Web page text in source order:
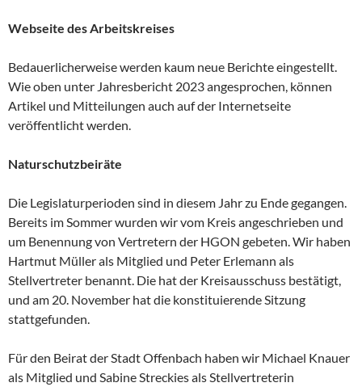
Webseite des Arbeitskreises
Bedauerlicherweise werden kaum neue Berichte eingestellt.
Wie oben unter Jahresbericht 2023 angesprochen, können
Artikel und Mitteilungen auch auf der Internetseite
veröffentlicht werden.
Naturschutzbeiräte
Die Legislaturperioden sind in diesem Jahr zu Ende gegangen.
Bereits im Sommer wurden wir vom Kreis angeschrieben und
um Benennung von Vertretern der HGON gebeten. Wir haben
Hartmut Müller als Mitglied und Peter Erlemann als
Stellvertreter benannt. Die hat der Kreisausschuss bestätigt,
und am 20. November hat die konstituierende Sitzung
stattgefunden.
Für den Beirat der Stadt Offenbach haben wir Michael Knauer
als Mitglied und Sabine Streckies als Stellvertreterin